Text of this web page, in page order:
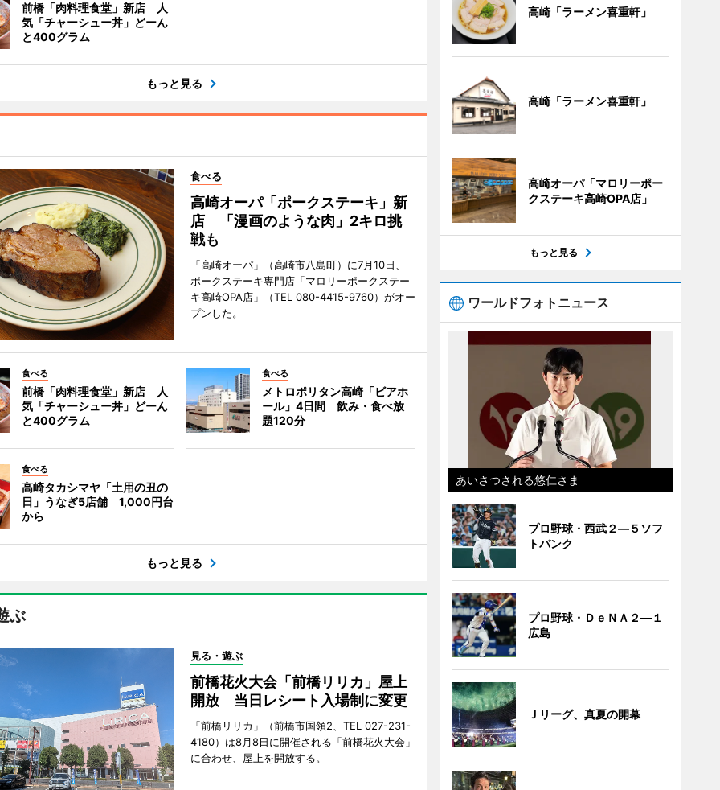
前橋「肉料理食堂」新店 人
気「チャーシュー丼」どーん
と400グラム
もっと見る
食べる
高崎オーパ「ポークステーキ」新
店 「漫画のような肉」2キロ挑
戦も
「高崎オーパ」（高崎市八島町）に7月10日、
ポークステーキ専門店「マロリーポークステー
キ高崎OPA店」（TEL 080-4415-9760）がオー
プンした。
食べる
前橋「肉料理食堂」新店 人
気「チャーシュー丼」どーん
と400グラム
食べる
メトロポリタン高崎「ビアホ
ール」4日間 飲み・食べ放
題120分
食べる
高崎タカシマヤ「土用の丑の
日」うなぎ5店舗 1,000円台
から
もっと見る
ぶ
見る・遊ぶ
前橋花火大会「前橋リリカ」屋上
開放 当日レシート入場制に変更
「前橋リリカ」（前橋市国領2、TEL 027-231-
4180）は8月8日に開催される「前橋花火大会」
に合わせ、屋上を開放する。
高崎「ラーメン喜重軒」
高崎「ラーメン喜重軒」
高崎オーパ「マロリーポー
クステーキ高崎OPA店」
もっと見る
ワールドフォトニュース
あいさつされる悠仁さま
プロ野球・西武２―５ソフ
トバンク
プロ野球・ＤｅＮＡ２―１
広島
Ｊリーグ、真夏の開幕